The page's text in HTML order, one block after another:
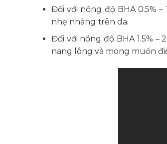
Đối với nồng độ BHA 0.5%
nhẹ nhàng trên da.
Đối với nồng độ BHA 1.5%
nang lông và mong muốn